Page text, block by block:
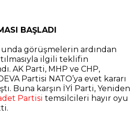
BAŞLADI
görüşmelerin ardından
ilgili teklifin
AK Parti, MHP ve CHP,
Partisi NATO’ya evet kararı
Buna karşın İYİ Parti, Yeniden
Partisi temsilcileri hayır oyu